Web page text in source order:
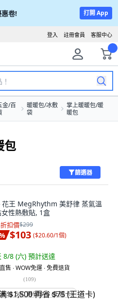
卷! 打開 App
客服中心
註冊會員
登入
金/百
暖暖包/冰敷
袋
掌上暖暖包/暖
暖包
包
篩選器
花王 MegRhythm 美舒律 蒸氣溫
性熱敷貼, 1盒
扣價$299
$103 ($20.60/1個)
8/8 (六) 預計送達
售 ∙ WOW免運 ∙ 免費退貨
(109)
满 $1,500 再省 $75 (王道卡)